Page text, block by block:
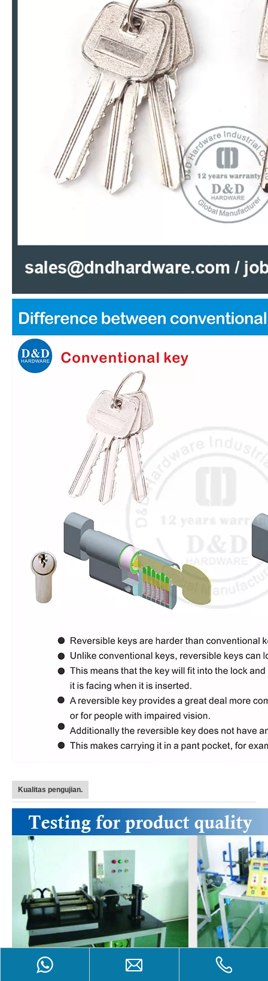
Kualitas pengujian.
Product Inquiry